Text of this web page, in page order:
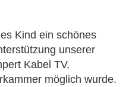
Kind ein schönes
unserer
Kabel TV,
möglich wurde.